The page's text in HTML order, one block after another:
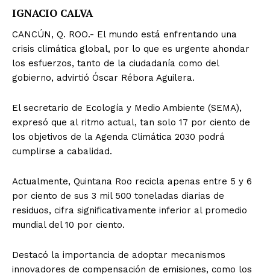
IGNACIO CALVA
CANCÚN, Q. ROO.- El mundo está enfrentando una
crisis climática global, por lo que es urgente ahondar
los esfuerzos, tanto de la ciudadanía como del
gobierno, advirtió Óscar Rébora Aguilera.
El secretario de Ecología y Medio Ambiente (SEMA),
expresó que al ritmo actual, tan solo 17 por ciento de
los objetivos de la Agenda Climática 2030 podrá
cumplirse a cabalidad.
Actualmente, Quintana Roo recicla apenas entre 5 y 6
por ciento de sus 3 mil 500 toneladas diarias de
residuos, cifra significativamente inferior al promedio
mundial del 10 por ciento.
Destacó la importancia de adoptar mecanismos
innovadores de compensación de emisiones, como los